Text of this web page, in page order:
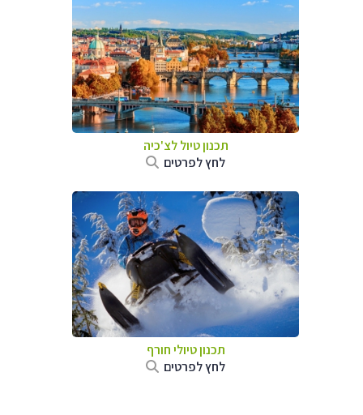
תכנון טיול לצ'כיה
לחץ לפרטים
תכנון טיולי חורף
לחץ לפרטים